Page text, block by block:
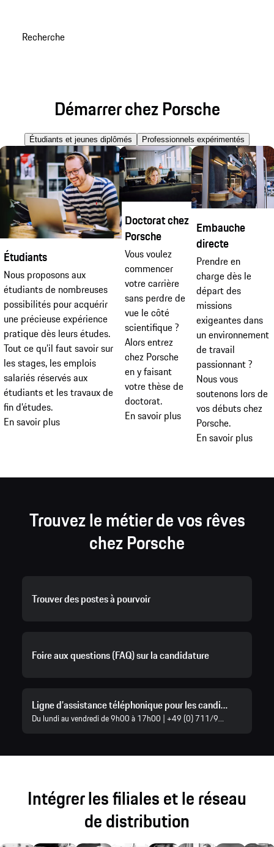
Recherche
Démarrer chez Porsche
Étudiants et jeunes diplômés Professionnels expérimentés
Étudiants
Nous proposons aux
étudiants de nombreuses
possibilités pour acquérir
une précieuse expérience
pratique dès leurs études.
Tout ce qu’il faut savoir sur
les stages, les emplois
salariés réservés aux
étudiants et les travaux de
fin d’études.
En savoir plus
Doctorat chez
Porsche
Vous voulez
commencer
votre carrière
sans perdre de
vue le côté
scientifique ?
Alors entrez
chez Porsche
en y faisant
votre thèse de
doctorat.
En savoir plus
Embauche
directe
Prendre en
charge dès le
départ des
missions
exigeantes dans
un environnement
de travail
passionnant ?
Nous vous
soutenons lors de
vos débuts chez
Porsche.
En savoir plus
Trouvez le métier de vos rêves
chez Porsche
Trouver des postes à pourvoir
Foire aux questions (FAQ) sur la candidature
Ligne d’assistance téléphonique pour les candidatures
Du lundi au vendredi de 9h00 à 17h00 | +49 (0) 711/911-22 911
Intégrer les filiales et le réseau
de distribution